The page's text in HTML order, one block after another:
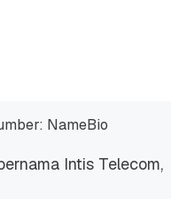
NameBio
Intis Telecom,